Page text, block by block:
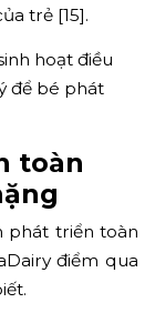
trẻ [15].
hoạt điều
để bé phát
toàn
phát triển toàn
điểm qua